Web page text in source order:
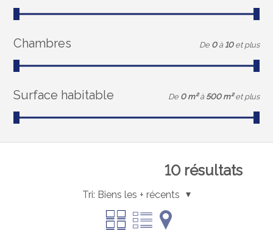
Chambres De 0 à 10 et plus
Surface habitable De 0 m² à 500 m² et plus
10résultats
Tri: Biens les + récents